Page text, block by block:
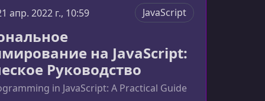
создан для разработчиков,
JavaScript и машинное
под
апр. 2022 г., 10:59 JavaScript
на JavaScript:
Руководство
in JavaScript: A Practical Guide